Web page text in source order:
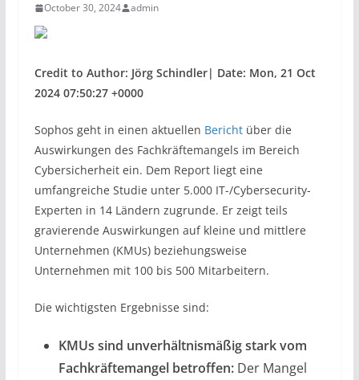
October 30, 2024 admin
Credit to Author: Jörg Schindler| Date: Mon, 21 Oct
2024 07:50:27 +0000
Sophos geht in einen aktuellen Berichtüber die
Auswirkungen des Fachkräftemangels im Bereich
Cybersicherheit ein. Dem Report liegt eine
umfangreiche Studie unter 5.000 IT-/Cybersecurity-
Experten in 14 Ländern zugrunde. Er zeigt teils
gravierende Auswirkungen auf kleine und mittlere
Unternehmen (KMUs) beziehungsweise
Unternehmen mit 100 bis 500 Mitarbeitern.
Die wichtigsten Ergebnisse sind:
KMUs sind unverhältnismäßig stark vom
Fachkräftemangel betroffen:Der Mangel